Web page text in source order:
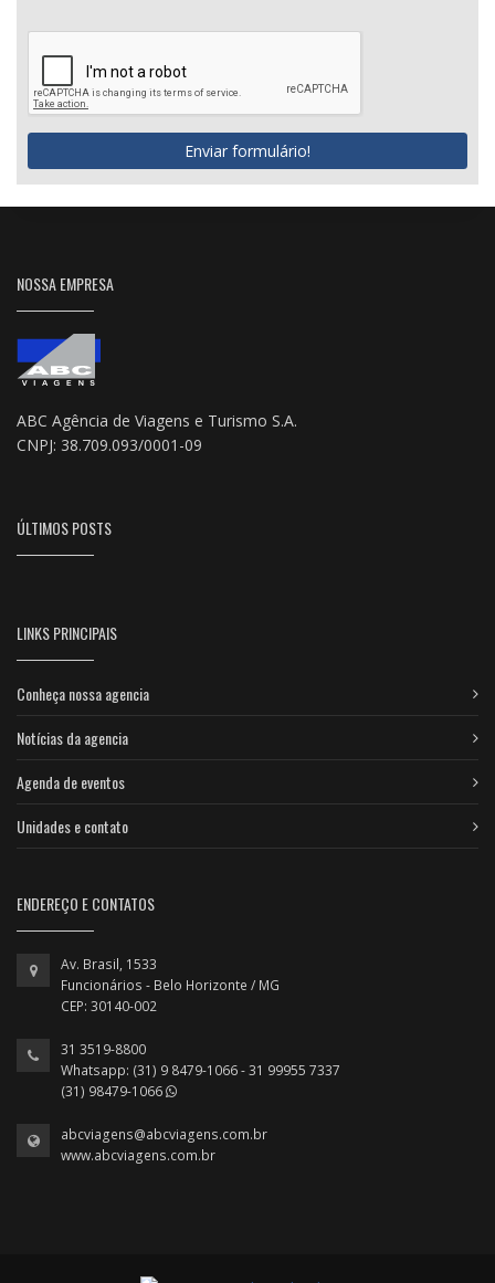
Enviar formulário!
NOSSA EMPRESA
ABC Agência de Viagens e Turismo S.A.
CNPJ: 38.709.093/0001-09
ÚLTIMOS POSTS
LINKS PRINCIPAIS
Conheça nossa agencia
Notícias da agencia
Agenda de eventos
Unidades e contato
ENDEREÇO E CONTATOS
Av. Brasil, 1533
Funcionários - Belo Horizonte / MG
CEP: 30140-002
31 3519-8800
Whatsapp: (31) 9 8479-1066 - 31 99955 7337
(31) 98479-1066
abcviagens@abcviagens.com.br
www.abcviagens.com.br